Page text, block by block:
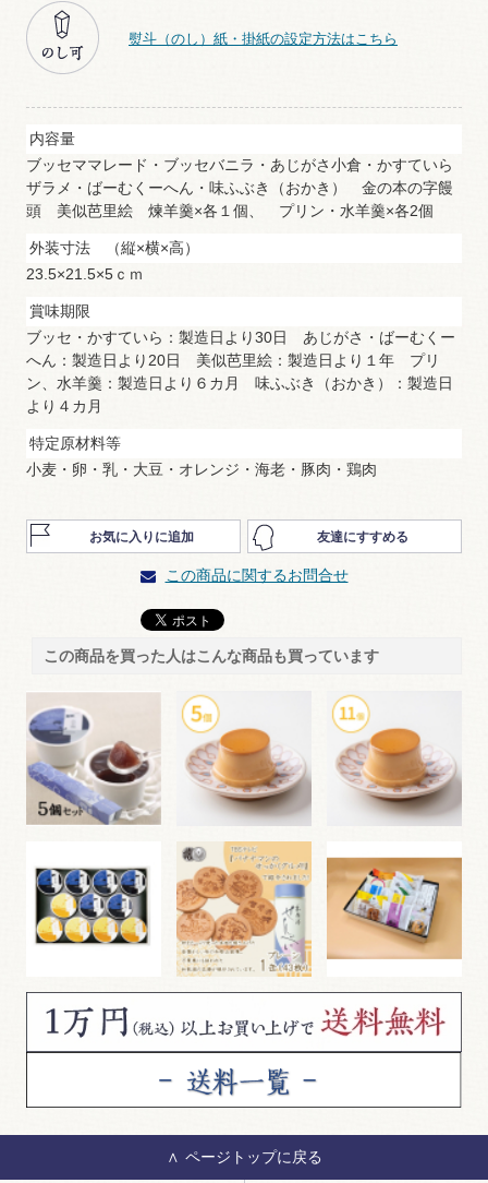
熨斗（のし）紙・掛紙の設定方法はこちら
内容量
ブッセママレード・ブッセバニラ・あじがさ小倉・かすていら
ザラメ・ばーむくーへん・味ふぶき（おかき） 金の本の字饅
頭 美似芭里絵 煉羊羹×各１個、 プリン・水羊羹×各2個
外装寸法 （縦×横×高）
23.5×21.5×5ｃｍ
賞味期限
ブッセ・かすていら：製造日より30日 あじがさ・ばーむくー
へん：製造日より20日 美似芭里絵：製造日より１年 プリ
ン、水羊羹：製造日より６カ月 味ふぶき（おかき）：製造日
より４カ月
特定原材料等
小麦・卵・乳・大豆・オレンジ・海老・豚肉・鶏肉
お気に入りに追加 友達にすすめる
この商品に関するお問合せ
この商品を買った人はこんな商品も買っています
ページトップに戻る